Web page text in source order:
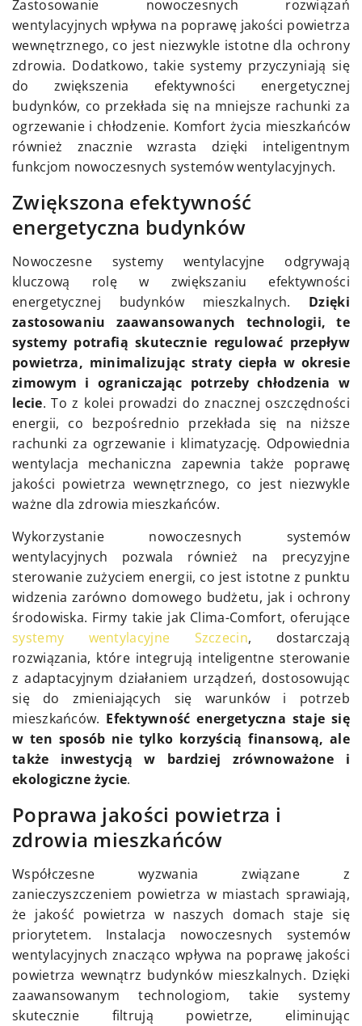
Zastosowanie nowoczesnych rozwiązań
wentylacyjnych wpływa na poprawę jakości powietrza
wewnętrznego, co jest niezwykle istotne dla ochrony
zdrowia. Dodatkowo, takie systemy przyczyniają się
do zwiększenia efektywności energetycznej
budynków, co przekłada się na mniejsze rachunki za
ogrzewanie i chłodzenie. Komfort życia mieszkańców
również znacznie wzrasta dzięki inteligentnym
funkcjom nowoczesnych systemów wentylacyjnych.
Zwiększona efektywność
energetyczna budynków
Nowoczesne systemy wentylacyjne odgrywają
kluczową rolę w zwiększaniu efektywności
energetycznej budynków mieszkalnych. Dzięki
zastosowaniu zaawansowanych technologii, te
systemy potrafią skutecznie regulować przepływ
powietrza, minimalizując straty ciepła w okresie
zimowym i ograniczając potrzeby chłodzenia w
lecie. To z kolei prowadzi do znacznej oszczędności
energii, co bezpośrednio przekłada się na niższe
rachunki za ogrzewanie i klimatyzację. Odpowiednia
wentylacja mechaniczna zapewnia także poprawę
jakości powietrza wewnętrznego, co jest niezwykle
ważne dla zdrowia mieszkańców.
Wykorzystanie nowoczesnych systemów
wentylacyjnych pozwala również na precyzyjne
sterowanie zużyciem energii, co jest istotne z punktu
widzenia zarówno domowego budżetu, jak i ochrony
środowiska. Firmy takie jak Clima-Comfort, oferujące
systemy wentylacyjne Szczecin, dostarczają
rozwiązania, które integrują inteligentne sterowanie
z adaptacyjnym działaniem urządzeń, dostosowując
się do zmieniających się warunków i potrzeb
mieszkańców. Efektywność energetyczna staje się
w ten sposób nie tylko korzyścią finansową, ale
także inwestycją w bardziej zrównoważone i
ekologiczne życie.
Poprawa jakości powietrza i
zdrowia mieszkańców
Współczesne wyzwania związane z
zanieczyszczeniem powietrza w miastach sprawiają,
że jakość powietrza w naszych domach staje się
priorytetem. Instalacja nowoczesnych systemów
wentylacyjnych znacząco wpływa na poprawę jakości
powietrza wewnątrz budynków mieszkalnych. Dzięki
zaawansowanym technologiom, takie systemy
skutecznie filtrują powietrze, eliminując